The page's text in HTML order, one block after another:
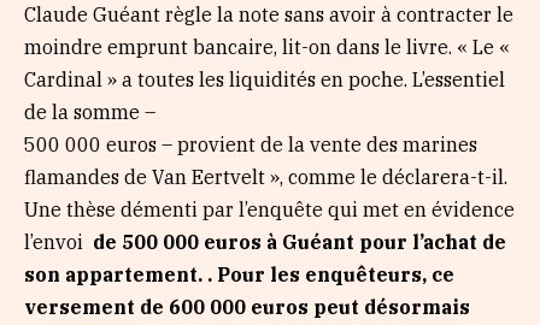
Claude Guéant règle la note sans avoir à contracter le
moindre emprunt bancaire, lit-on dans le livre. « Le «
Cardinal » a toutes les liquidités en poche. L’essentiel
de la somme –
500 000 euros – provient de la vente des marines
flamandes de Van Eertvelt », comme le déclarera-t-il.
Une thèse démenti par l’enquête qui met en évidence
l’envoi de 500 000 euros à Guéant pour l’achat de
son appartement. . Pour les enquêteurs, ce
versement de 600 000 euros peut désormais